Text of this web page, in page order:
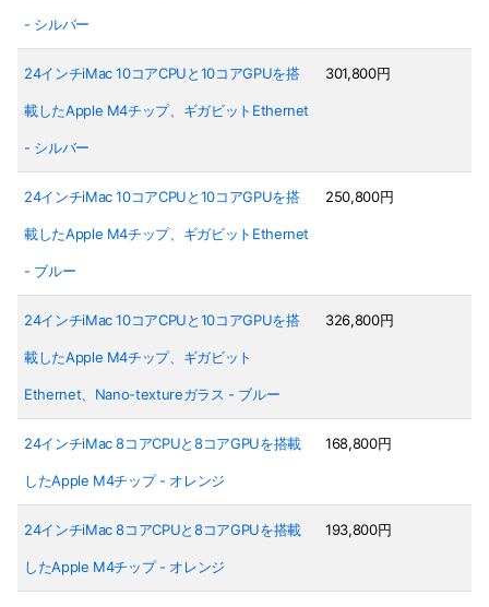
- シルバー
24インチiMac 10コアCPUと10コアGPUを搭
載したApple M4チップ、ギガビットEthernet
- シルバー
301,800円
24インチiMac 10コアCPUと10コアGPUを搭
載したApple M4チップ、ギガビットEthernet
- ブルー
250,800円
24インチiMac 10コアCPUと10コアGPUを搭
載したApple M4チップ、ギガビット
Ethernet、Nano-textureガラス - ブルー
326,800円
24インチiMac 8コアCPUと8コアGPUを搭載
したApple M4チップ - オレンジ
168,800円
24インチiMac 8コアCPUと8コアGPUを搭載
したApple M4チップ - オレンジ
193,800円